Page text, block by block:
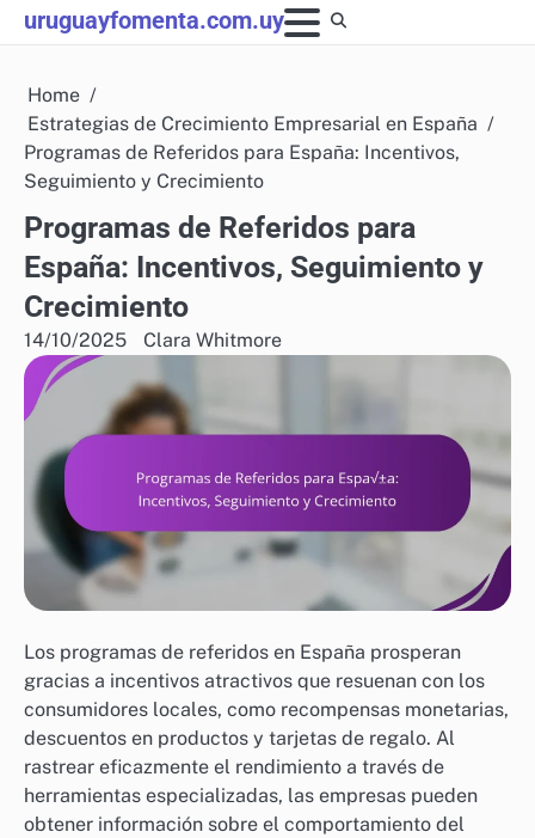
Skip
to
uruguayfomenta.com.uy
Home
Estrategias de Crecimiento Empresarial en España
Programas de Referidos para España: Incentivos,
Seguimiento y Crecimiento
Programas de Referidos para
España: Incentivos, Seguimiento y
Crecimiento
14/10/2025 Clara Whitmore
Los programas de referidos en España prosperan
gracias a incentivos atractivos que resuenan con los
consumidores locales, como recompensas monetarias,
descuentos en productos y tarjetas de regalo. Al
rastrear eficazmente el rendimiento a través de
herramientas especializadas, las empresas pueden
obtener información sobre el comportamiento del